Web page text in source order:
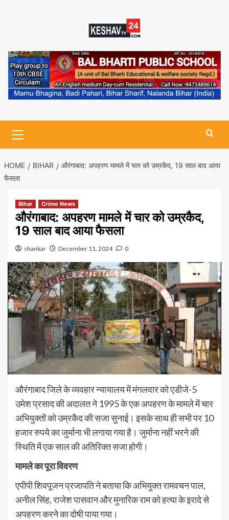
Menu
HOME BIHAR
औरंगाबाद: अपहरण मामले में चार को उम्रकैद, 19 साल बाद आया
फैसला
Bihar Crime News
औरंगाबाद: अपहरण मामले में चार को उम्रकैद,
19 साल बाद आया फैसला
shankar December 11, 2024 0
औरंगाबाद जिले के व्यवहार न्यायालय में मंगलवार को एडीजे-5
उमेश प्रसाद की अदालत ने 1995 के एक अपहरण के मामले में चार
अभियुक्तों को उम्रकैद की सजा सुनाई। इसके साथ ही सभी पर 10
हजार रुपये का जुर्माना भी लगाया गया है। जुर्माना नहीं भरने की
स्थिति में एक साल की अतिरिक्त सजा होगी।
मामले का पूरा विवरण
एपीपी शिवपूजन प्रजापति ने बताया कि अभियुक्त रामवचन पाल,
अनील सिंह, राजेश पासवान और मुनारिक राम को हत्या के इरादे से
अपहरण करने का दोषी पाया गया।